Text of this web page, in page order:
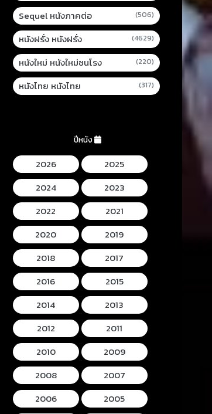
Hokum (2026) ห้อง
กุมวิญญาณ
Mortal Kombat II
(2026) มอร์ทัล คอม
แบท 2
Sequel หนังภาคต่อ (506)
หนังฝรั่ง หนังฝรั่ง (4629)
หนังใหม่ หนังใหม่ชนโรง (220)
หนังไทย หนังไทย (317)
ปีหนัง
2026
2025
2024
2023
2022
2021
2020
2019
2018
2017
2016
2015
2014
2013
2012
2011
2010
2009
2008
2007
2006
2005